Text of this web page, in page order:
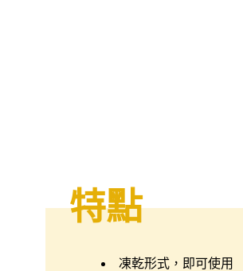
特點
凍乾形式，即可使用